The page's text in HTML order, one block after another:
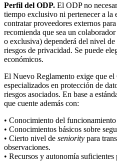
Perfil del ODP. El ODP no
tiempo exclusivo ni pertenecer a la
contratar proveedores externos
recomienda que sea un
o exclusiva) dependerá del nivel
riesgos de privacidad. Se puede
económicos.
El Nuevo Reglamento exige que
especializados en protección de
riesgos asociados. En base a
que cuente además con:
• Conocimiento del
• Conocimientos básicos sobre
• Cierto nivel de seniority para
observaciones.
• Recursos y autonomía